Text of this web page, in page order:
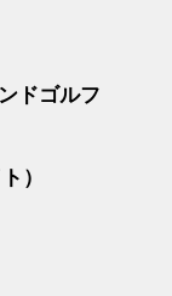
ドゴルフ
）